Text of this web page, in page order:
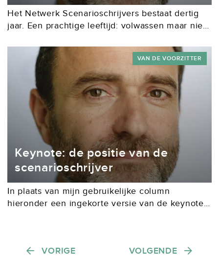
Het Netwerk Scenarioschrijvers bestaat dertig
jaar. Een prachtige leeftijd: volwassen maar niet
om vol ambitie nieuwe plannen te ontwikkelen.
Keynote: de positie van de
scenarioschrijver
In plaats van mijn gebruikelijke column
hieronder een ingekorte versie van de keynote
VAN DE VOORZITTER
Berichten paginering
VORIGE VOLGENDE